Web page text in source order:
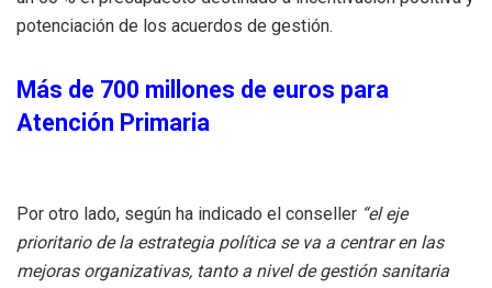
potenciación de los acuerdos de gestión.
Más de 700 millones de euros para
Atención Primaria
Por otro lado, según ha indicado el conseller “el eje
prioritario de la estrategia política se va a centrar en las
mejoras organizativas, tanto a nivel de gestión sanitaria